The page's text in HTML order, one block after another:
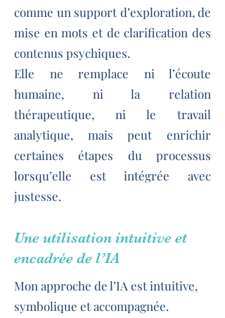
comme un support d’exploration, de
mise en mots et de clarification des
contenus psychiques.
Elle ne remplace ni l’écoute
humaine, ni la relation
thérapeutique, ni le travail
analytique, mais peut enrichir
certaines étapes du processus
lorsqu’elle est intégrée avec
justesse.
Une utilisation intuitive et
encadrée de l’IA
Mon approche de l’IA est intuitive,
symbolique et accompagnée.